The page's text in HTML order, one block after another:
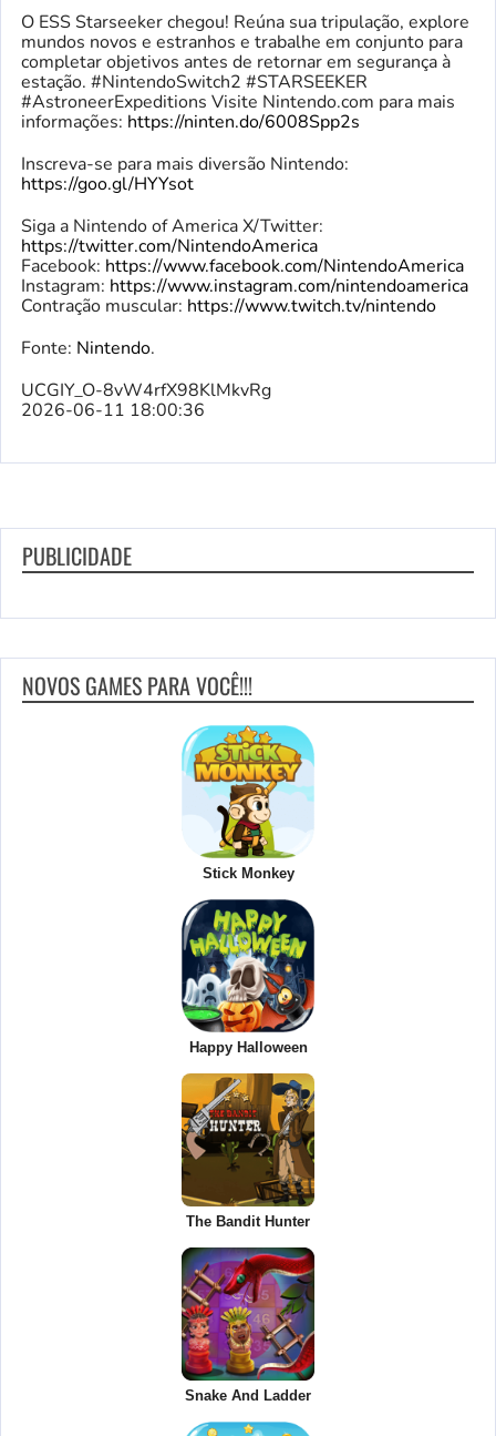
O ESS Starseeker chegou! Reúna sua tripulação, explore
mundos novos e estranhos e trabalhe em conjunto para
completar objetivos antes de retornar em segurança à
estação. #NintendoSwitch2 #STARSEEKER
#AstroneerExpeditions Visite Nintendo.com para mais
informações: https://ninten.do/6008Spp2s
Inscreva-se para mais diversão Nintendo:
https://goo.gl/HYYsot
Siga a Nintendo of America X/Twitter:
https://twitter.com/NintendoAmerica
Facebook: https://www.facebook.com/NintendoAmerica
Instagram: https://www.instagram.com/nintendoamerica
Contração muscular: https://www.twitch.tv/nintendo
Fonte: Nintendo.
UCGIY_O-8vW4rfX98KlMkvRg
2026-06-11 18:00:36
PUBLICIDADE
NOVOS GAMES PARA VOCÊ!!!
Stick Monkey
Happy Halloween
The Bandit Hunter
Snake And Ladder